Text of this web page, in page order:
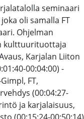
seminaari
oli samalla FT
Ohjelman
kulttuurituottaja
Karjalan Liiton
00:04:00) -
FT,
(00:04:27-
ja karjalaisuus,